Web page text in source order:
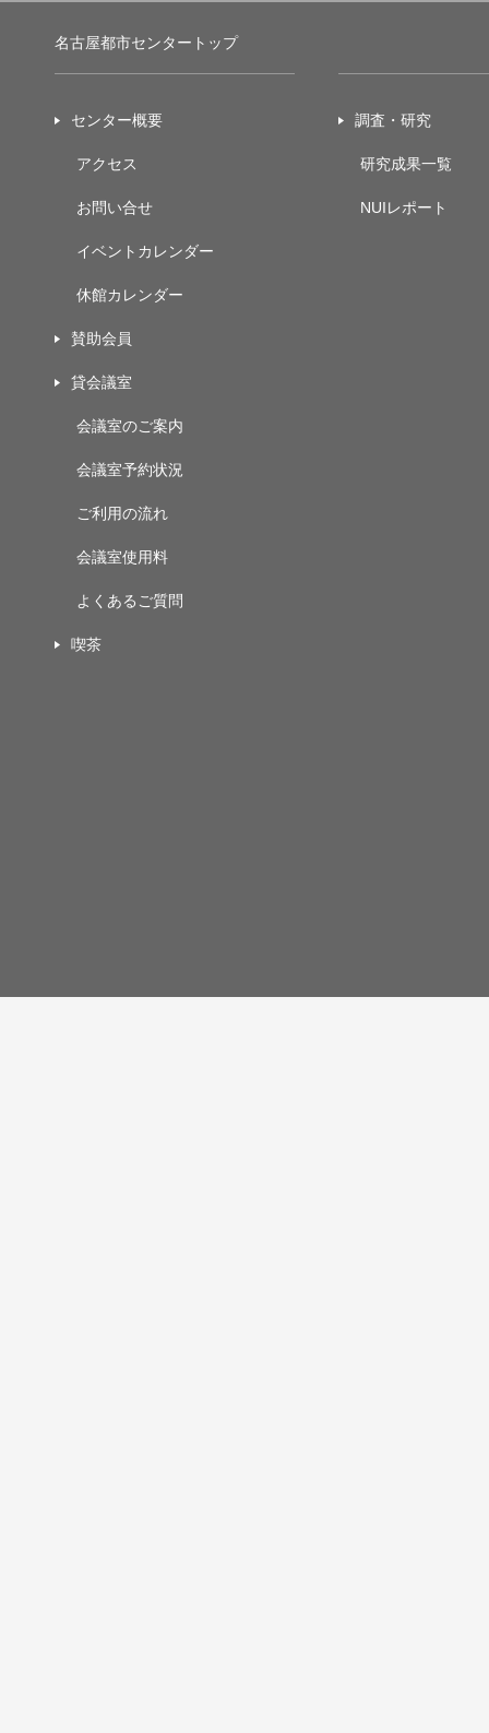
名古屋都市センタートップ
センター概要
アクセス
お問い合せ
イベントカレンダー
休館カレンダー
賛助会員
貸会議室
会議室のご案内
会議室予約状況
ご利用の流れ
会議室使用料
よくあるご質問
喫茶
調査・研究
研究成果一覧
NUIレポート